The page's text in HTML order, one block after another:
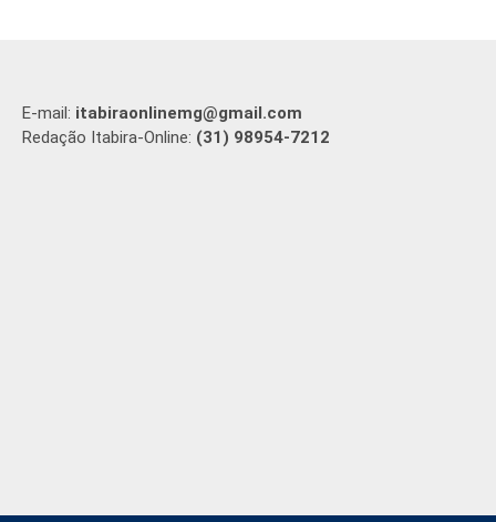
E-mail: itabiraonlinemg@gmail.com
Redação Itabira-Online: (31) 98954-7212